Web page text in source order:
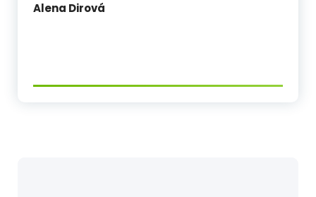
Alena Dirová